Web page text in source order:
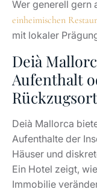
Aufenthalte der
Häuser und
Ein Hotel zeigt,
Immobilie
Beim ersten
Tagesrhythmus,
testen. Käufer
ihnen passt. Der
Straßen,
internationalen
vergleicht besser